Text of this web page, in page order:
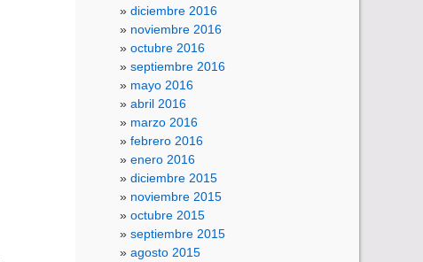
diciembre 2016
noviembre 2016
octubre 2016
septiembre 2016
mayo 2016
abril 2016
marzo 2016
febrero 2016
enero 2016
diciembre 2015
noviembre 2015
octubre 2015
septiembre 2015
agosto 2015